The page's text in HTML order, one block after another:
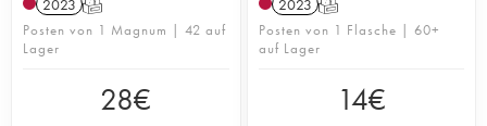
2023 T
Posten von 1 Magnum | 42 auf
Lager
28€
2023 T
Posten von 1 Flasche | 60+
auf Lager
14€